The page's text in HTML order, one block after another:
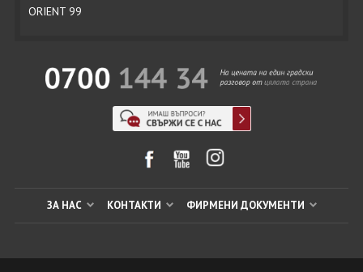
ORIENT 99
ЗА НАС КОНТАКТИ ФИРМЕНИ ДОКУМЕНТИ